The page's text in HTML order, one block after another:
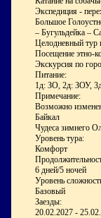
Экспедиция -
Большое
– Бугульдейка –
Целодневный
Посещение этно-
Экскурсия по
Питание:
1д: ЗО, 2д: ЗОУ,
Примечание:
Возможно
Байкал
Чудеса зимнего
Уровень тура:
Комфорт
6 дней/5 ночей
Уровень
Базовый
Заезды:
20.02.2027 -